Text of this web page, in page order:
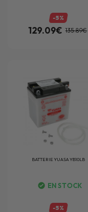
-5%
129.09€ 135.89€
BATTERIE YUASA YB10LB
EN STOCK
-5%